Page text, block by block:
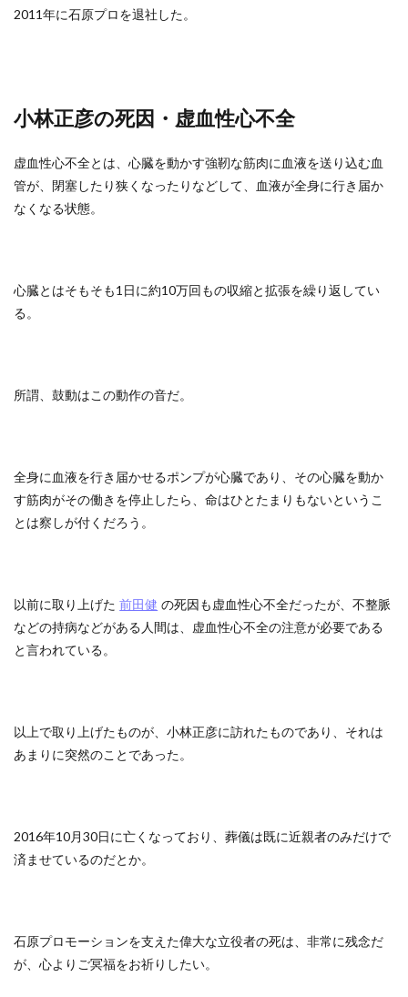
2011年に石原プロを退社した。
小林正彦の死因・虚血性心不全
虚血性心不全とは、心臓を動かす強靭な筋肉に血液を送り込む血
管が、閉塞したり狭くなったりなどして、血液が全身に行き届か
なくなる状態。
心臓とはそもそも1日に約10万回もの収縮と拡張を繰り返してい
る。
所謂、鼓動はこの動作の音だ。
全身に血液を行き届かせるポンプが心臓であり、その心臓を動か
す筋肉がその働きを停止したら、命はひとたまりもないというこ
とは察しが付くだろう。
以前に取り上げた 前田健 の死因も虚血性心不全だったが、不整脈
などの持病などがある人間は、虚血性心不全の注意が必要である
と言われている。
以上で取り上げたものが、小林正彦に訪れたものであり、それは
あまりに突然のことであった。
2016年10月30日に亡くなっており、葬儀は既に近親者のみだけで
済ませているのだとか。
石原プロモーションを支えた偉大な立役者の死は、非常に残念だ
が、心よりご冥福をお祈りしたい。